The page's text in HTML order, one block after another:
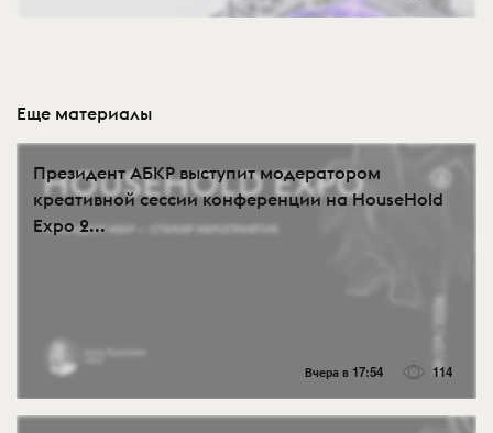
Еще материалы
Президент АБКР выступит модератором
креативной сессии конференции на HouseHold
Expo 2...
Вчера в 17:54 114